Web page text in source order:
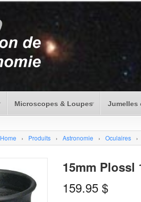
Microscopes & Loupes Jumelles
Home › Produits › Astronomie › Oculaires ›
15mm Plossl
159.95 $